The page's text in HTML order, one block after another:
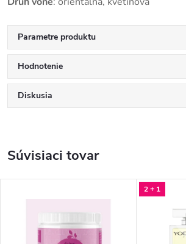
Parametre produktu
Hodnotenie
Diskusia
Súvisiaci tovar
2 + 1